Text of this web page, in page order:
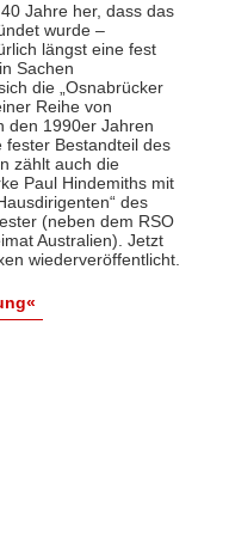
Jahre her, dass das
wurde –
längst eine fest
Sachen
die „Osnabrücker
Reihe von
den 1990er Jahren
Bestandteil des
zählt auch die
Paul Hindemiths mit
des
(neben dem RSO
Australien). Jetzt
wiederveröffentlicht.